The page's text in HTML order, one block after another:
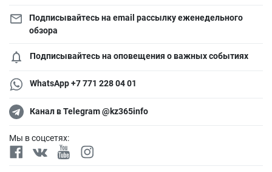
Подписывайтесь на email рассылку еженедельного
обзора
Подписывайтесь на оповещения о важных событиях
WhatsApp +7 771 228 04 01
Канал в Telegram @kz365info
Мы в соцсетях: